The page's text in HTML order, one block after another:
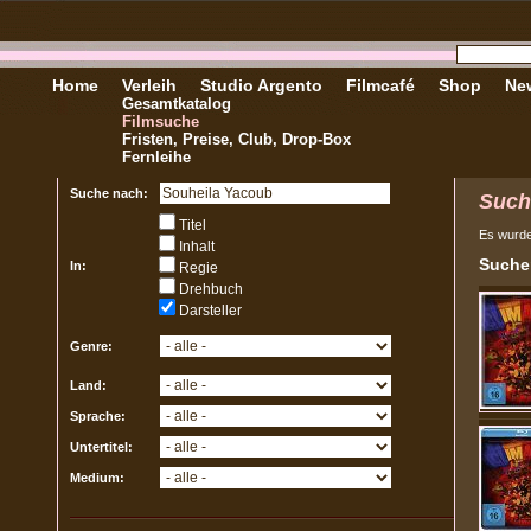
Home Verleih
Gesamtkatalog
Filmsuche
Fristen, Preise, Club, Drop-Box
Fernleihe
Studio Argento Filmcafé Shop
Suche nach:
In:
Titel
Inhalt
Regie
Drehbuch
Darsteller
Genre:
Land:
Sprache:
Untertitel:
Medium:
Es